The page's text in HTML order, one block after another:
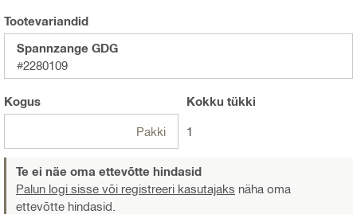
Tootevariandid
Spannzange GDG
#2280109
Kogus
Pakki
Kokku tükki
1
Te ei näe oma ettevõtte hindasid
Palun logi sisse või registreeri kasutajaks näha oma
ettevõtte hindasid.